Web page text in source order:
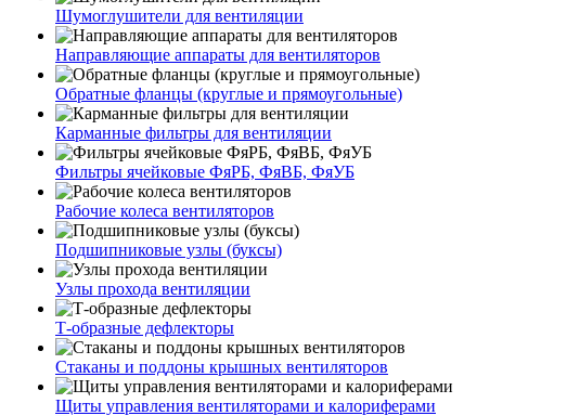
Шумоглушители для вентиляции
Направляющие аппараты для вентиляторов
Обратные фланцы (круглые и прямоугольные)
Карманные фильтры для вентиляции
Фильтры ячейковые ФяРБ, ФяВБ, ФяУБ
Рабочие колеса вентиляторов
Подшипниковые узлы (буксы)
Узлы прохода вентиляции
Т-образные дефлекторы
Стаканы и поддоны крышных вентиляторов
Щиты управления вентиляторами и калориферами